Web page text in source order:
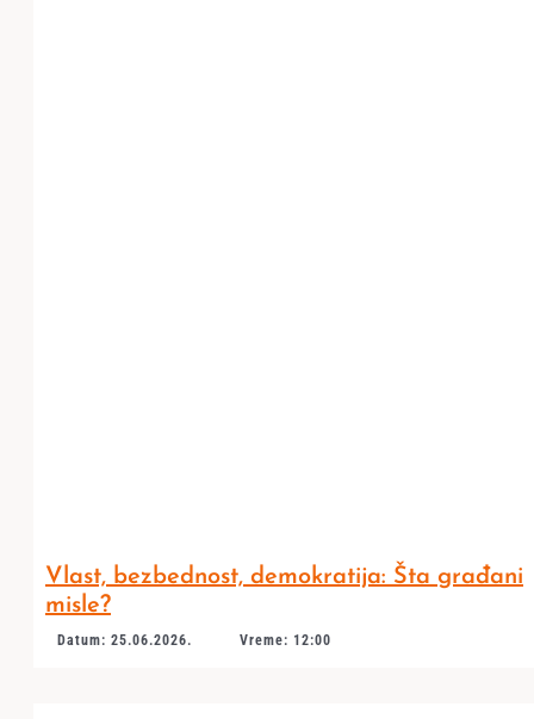
Vlast, bezbednost, demokratija: Šta građani
misle?
Datum: 25.06.2026. Vreme: 12:00